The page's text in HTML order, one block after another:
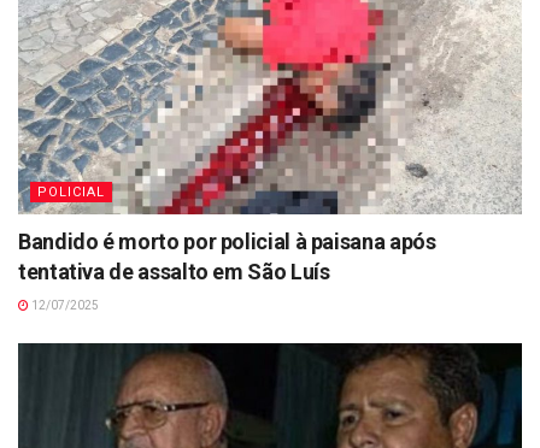
POLICIAL
Bandido é morto por policial à paisana após
tentativa de assalto em São Luís
12/07/2025